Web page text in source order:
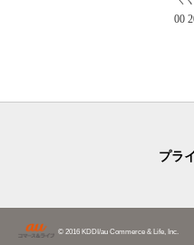
00
プラ
© 2016 KDDI/au Commerce & Life, Inc.